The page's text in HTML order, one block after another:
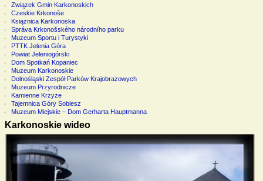
Związek Gmin Karkonoskich
Czeskie Krkonoše
Książnica Karkonoska
Správa Krkonošského národního parku
Muzeum Sportu i Turystyki
PTTK Jelenia Góra
Powiat Jeleniogórski
Dom Spotkań Kopaniec
Muzeum Karkonoskie
Dolnośląski Zespół Parków Krajobrazowych
Muzeum Przyrodnicze
Kamienne Krzyże
Tajemnica Góry Sobiesz
Muzeum Miejskie – Dom Gerharta Hauptmanna
Karkonoskie wideo